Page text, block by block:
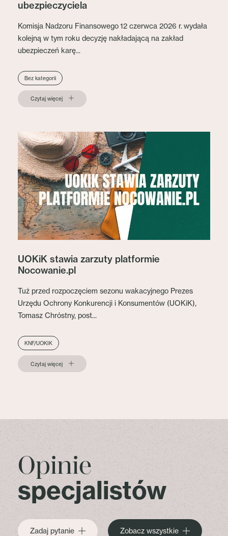
ubezpieczyciela
Komisja Nadzoru Finansowego 12 czerwca 2026 r. wydała
kolejną w tym roku decyzję nakładającą na zakład
ubezpieczeń karę...
Bez kategorii
Czytaj więcej
UOKiK stawia zarzuty platformie
Nocowanie.pl
Tuż przed rozpoczęciem sezonu wakacyjnego Prezes
Urzędu Ochrony Konkurencji i Konsumentów (UOKiK),
Tomasz Chróstny, post...
KNF/UOKIK
Czytaj więcej
Opinie
specjalistów
Zadaj pytanie Zobacz wszystkie